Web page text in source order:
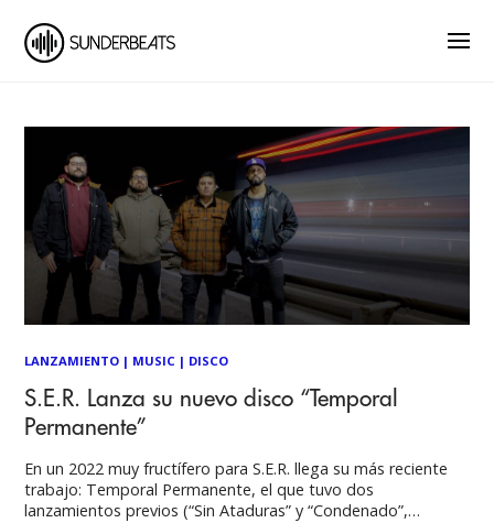
LANZAMIENTO | MUSIC | DISCO
S.E.R. Lanza su nuevo disco “Temporal
Permanente”
En un 2022 muy fructífero para S.E.R. llega su más reciente
trabajo: Temporal Permanente, el que tuvo dos
lanzamientos previos (“Sin Ataduras” y “Condenado”,